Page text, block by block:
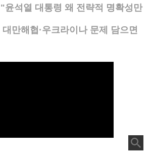
윤석열 대통령 왜 전략적 명확성만
만해협·우크라이나 문제 담으면